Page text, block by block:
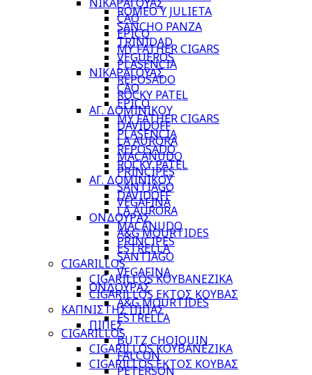
CAO
EPICO
MY FATHER CIGARS
PLASENCIA
REPOSADO
ROCKY PATEL
ΑΓ. ΔΟΜΙΝΙΚΟΥ
DAVIDOFF
LA AURORA
MACANUDO
PRINCIPES
SANTIAGO
VEGAFINA
ΟΝΔΟΥΡΑΣ
A&G MOURTIDES
ESTRELLA
CIGARILLOS
CIGARILLOS ΚΟΥΒΑΝΕΖΙΚΑ
CIGARILLOS ΕΚΤΟΣ ΚΟΥΒΑΣ
ΚΑΠΝΙΣΤΗΣ ΠΙΠΑΣ
ΠΙΠΕΣ
BUTZ CHOIQUIN
FALCON
PETERSON
ROMEO Y JULIETA
SANCHO PANZA
TRINIDAD
VEGUEROS
ΝΙΚΑΡΑΓΟΥΑΣ
CAO
EPICO
MY FATHER CIGARS
PLASENCIA
REPOSADO
ROCKY PATEL
ΑΓ. ΔΟΜΙΝΙΚΟΥ
DAVIDOFF
LA AURORA
MACANUDO
PRINCIPES
SANTIAGO
VEGAFINA
ΟΝΔΟΥΡΑΣ
A&G MOURTIDES
ESTRELLA
CIGARILLOS
CIGARILLOS ΚΟΥΒΑΝΕΖΙΚΑ
CIGARILLOS ΕΚΤΟΣ ΚΟΥΒΑΣ